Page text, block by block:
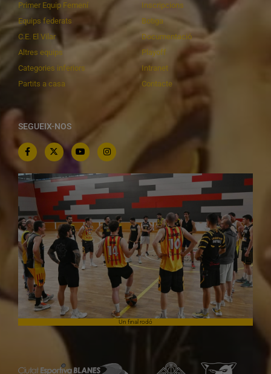
Primer Equip Femení
Equips federats
C.E. El Vilar
Altres equips
Categories inferiors
Partits a casa
Inscripcions
Botiga
Documentació
Playoff
Intranet
Contacte
SEGUEIX-NOS
Un final rodó